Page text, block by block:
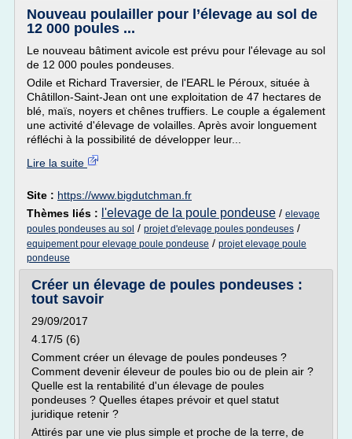
Nouveau poulailler pour l’élevage au sol de
12 000 poules ...
Le nouveau bâtiment avicole est prévu pour l'élevage au sol
de 12 000 poules pondeuses.
Odile et Richard Traversier, de l'EARL le Péroux, située à
Châtillon-Saint-Jean ont une exploitation de 47 hectares de
blé, maïs, noyers et chênes truffiers. Le couple a également
une activité d'élevage de volailles. Après avoir longuement
réfléchi à la possibilité de développer leur...
Lire la suite
Site : https://www.bigdutchman.fr
Thèmes liés : l'elevage de la poule pondeuse / elevage
poules pondeuses au sol / projet d'elevage poules pondeuses /
equipement pour elevage poule pondeuse / projet elevage poule
pondeuse
Créer un élevage de poules pondeuses :
tout savoir
29/09/2017
4.17/5 (6)
Comment créer un élevage de poules pondeuses ?
Comment devenir éleveur de poules bio ou de plein air ?
Quelle est la rentabilité d'un élevage de poules
pondeuses ? Quelles étapes prévoir et quel statut
juridique retenir ?
Attirés par une vie plus simple et proche de la terre, de